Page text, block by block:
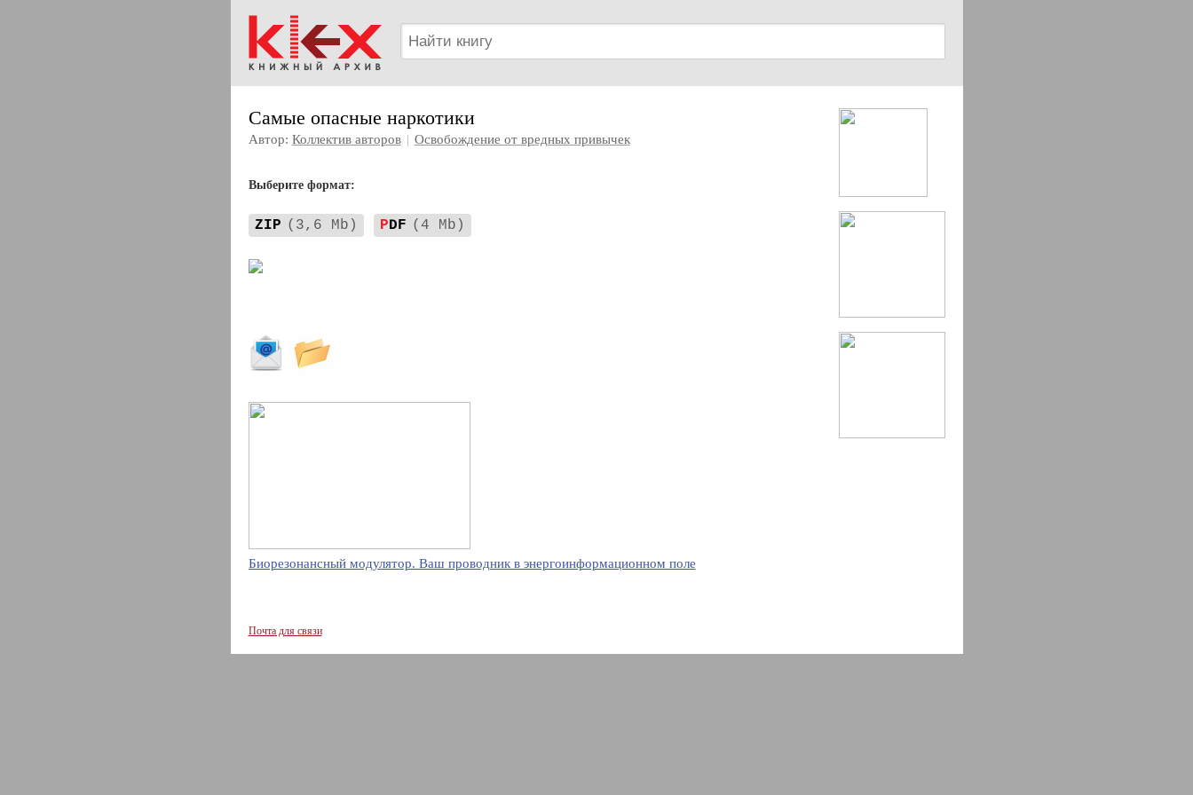
Самые опасные наркотики
Автор: Коллектив авторов | Освобождение от вредных привычек
Выберите формат:
ZIP (3,6 Mb) PDF (4 Mb)
Биорезонансный модулятор. Ваш проводник в энергоинформационном поле
Почта для связи